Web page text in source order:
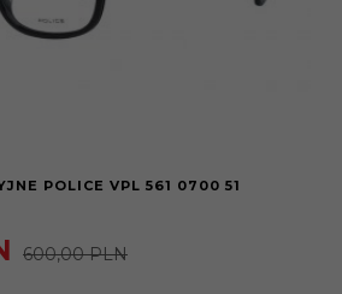
POLICE VPL 561 0700 51
600,00 PLN